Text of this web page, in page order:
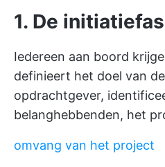
1. De
Iedereen aan boord
definieert het doel van
opdrachtgever,
belanghebbenden, het
omvang van het project